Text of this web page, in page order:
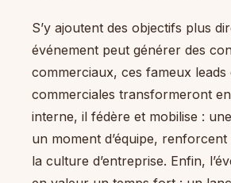
S’y ajoutent des objectifs plus
événement peut générer des
commerciaux, ces fameux leads
commerciales transformeront
interne, il fédère et mobilise :
un moment d’équipe,
la culture d’entreprise. Enfin,